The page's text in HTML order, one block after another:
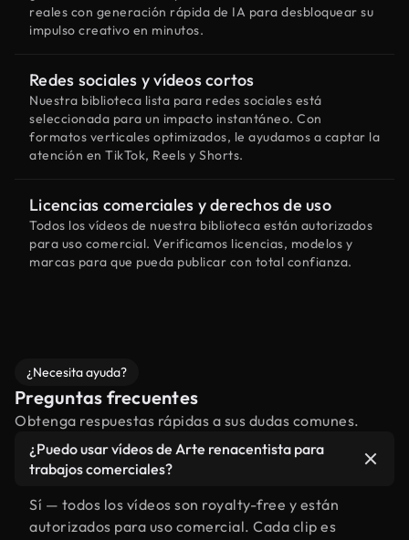
reales con generación rápida de IA para desbloquear su
impulso creativo en minutos.
Redes sociales y vídeos cortos
Nuestra biblioteca lista para redes sociales está
seleccionada para un impacto instantáneo. Con
formatos verticales optimizados, le ayudamos a captar la
atención en TikTok, Reels y Shorts.
Licencias comerciales y derechos de uso
Todos los vídeos de nuestra biblioteca están autorizados
para uso comercial. Verificamos licencias, modelos y
marcas para que pueda publicar con total confianza.
¿Necesita ayuda?
Preguntas frecuentes
Obtenga respuestas rápidas a sus dudas comunes.
¿Puedo usar vídeos de Arte renacentista para
trabajos comerciales?
Sí — todos los vídeos son royalty-free y están
autorizados para uso comercial. Cada clip es